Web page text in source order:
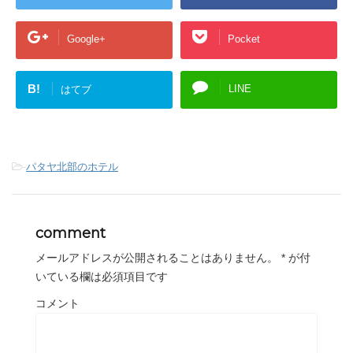
Google+ Pocket
B! はてブ LINE
-パタヤ北部のホテル
comment
メールアドレスが公開されることはありません。 * が付
いている欄は必須項目です
コメント